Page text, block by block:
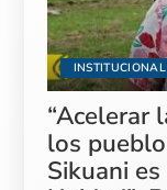
INSTITUCIONAL
“Acelerar
los
Sikuani